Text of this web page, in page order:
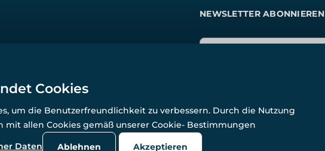
NEWSLETTER ABONNIEREN
© Alle Rechte vorbehalten. www.wulflund.de 2007-2026.
Powered by
Simplia.cz , protected by reCAPTCHA.
Cookies
um die Benutzerfreundlichkeit zu verbessern. Durch die Nutzung
mit allen Cookies gemäß unserer Cookie- Bestimmungen
Daten Ablehnen Akzeptieren